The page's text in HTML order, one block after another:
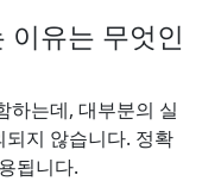
이유는 무엇인
하는데, 대부분의 실
지 않습니다. 정확
됩니다.